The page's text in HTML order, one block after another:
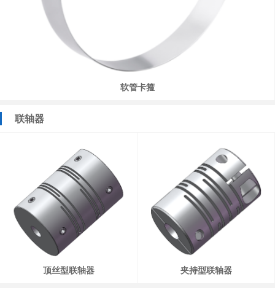
软管卡箍
联轴器
顶丝型联轴器 夹持型联轴器